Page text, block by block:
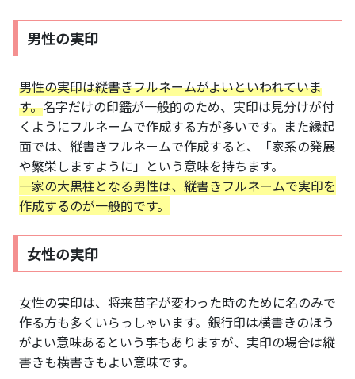
男性の実印
男性の実印は縦書きフルネームがよいといわれていま
す。名字だけの印鑑が一般的のため、実印は見分けが付
くようにフルネームで作成する方が多いです。また縁起
面では、縦書きフルネームで作成すると、「家系の発展
や繁栄しますように」という意味を持ちます。
一家の大黒柱となる男性は、縦書きフルネームで実印を
作成するのが一般的です。
女性の実印
女性の実印は、将来苗字が変わった時のために名のみで
作る方も多くいらっしゃいます。銀行印は横書きのほう
がよい意味あるという事もありますが、実印の場合は縦
書きも横書きもよい意味です。